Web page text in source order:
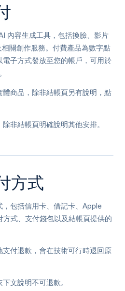
內容生成工具，包括換臉、影片
關創作服務。付費產品為數字點
子方式發放至您的帳戶，可用於
商品，除非結帳頁另有說明，點
非結帳頁明確說明其他安排。
方式
包括信用卡、借記卡、Apple
式、支付錢包以及結帳頁提供的
付退款，會在技術可行時退回原
文說明不可退款。